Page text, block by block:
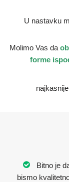
U nastavku
Molimo Vas da
forme
Bitno je
bismo